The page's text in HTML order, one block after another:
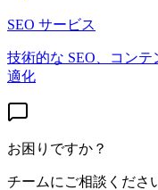
SEO サービス
技術的な SEO、コン
適化
お困りですか？
チームにご相談くださ